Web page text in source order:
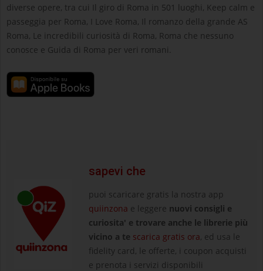
diverse opere, tra cui Il giro di Roma in 501 luoghi, Keep calm e
passeggia per Roma, I Love Roma, Il romanzo della grande AS
Roma, Le incredibili curiosità di Roma, Roma che nessuno
conosce e Guida di Roma per veri romani.
sapevi che
puoi scaricare gratis la nostra app
quiinzona e leggere nuovi consigli e
curiosita' e trovare anche le librerie più
vicino a te scarica gratis ora, ed usa le
fidelity card, le offerte, i coupon acquisti
e prenota i servizi disponibili